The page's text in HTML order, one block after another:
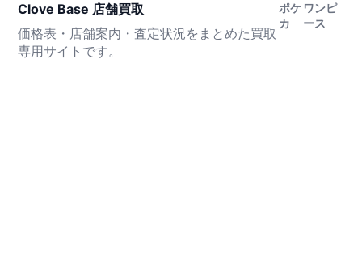
Clove Base 店舗買取
価格表・店舗案内・査定状況をまとめた買取
専用サイトです。
ポケ
カ
ワンピ
ース